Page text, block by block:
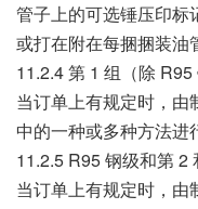
管子上的可选锤压印标
或打在附在每捆捆装油
11.2.4 第 1 组（除
当订单上有规定时，由
中的一种或多种方法进
11.2.5 R95 钢级和第 2
当订单上有规定时，由